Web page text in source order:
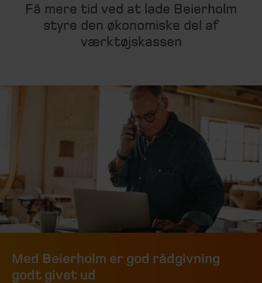
Få mere tid ved at lade Beierholm
styre den økonomiske del af
værktøjskassen
Med Beierholm er god rådgivning
godt givet ud